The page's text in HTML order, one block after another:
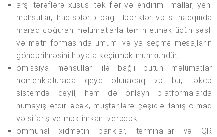
arşı tərəflərə xüsusi təkliflər və endirimli mallar, yeni
məhsullar, hadisələrlə bağlı təbriklər və s. haqqında
maraq doğuran məlumatlarla təmin etmək üçün səsli
və mətn formasında ümumi və ya seçmə mesajların
göndərilməsini həyata keçirmək mümkündür;
omissiya məhsulları ilə bağlı bütün məlumatlar
nomenklaturada qeyd olunacaq və bu, təkcə
sistemdə deyil, həm də onlayn platformalarda
nümayiş etdiriləcək, müştərilərə çeşidlə tanış olmaq
və sifariş vermək imkanı verəcək;
ommunal xidmətin banklar, terminallar və QR